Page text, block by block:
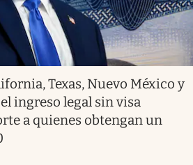
Texas, Nuevo México y
ingreso legal sin visa
a quienes obtengan un